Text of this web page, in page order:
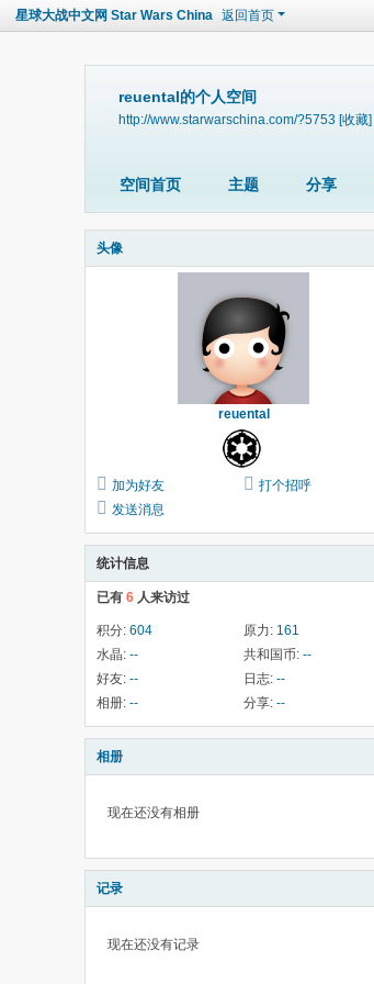
星球大战中文网 Star Wars China 返回首页
reuental的个人空间
http://www.starwarschina.com/?5753 [收藏]
空间首页 主题 分享
头像
reuental
加为好友
打个招呼
发送消息
统计信息
已有 6 人来访过
积分: 604 原力: 161
水晶: -- 共和国币: --
好友: -- 日志: --
相册: -- 分享: --
相册
现在还没有相册
记录
现在还没有记录